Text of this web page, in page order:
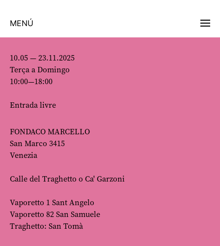
MENÚ
10.05 — 23.11.2025
Terça a Domingo
10:00—18:00
Entrada livre
FONDACO MARCELLO
San Marco 3415
Venezia
Calle del Traghetto o Ca' Garzoni
Vaporetto 1 Sant Angelo
Vaporetto 82 San Samuele
Traghetto: San Tomà